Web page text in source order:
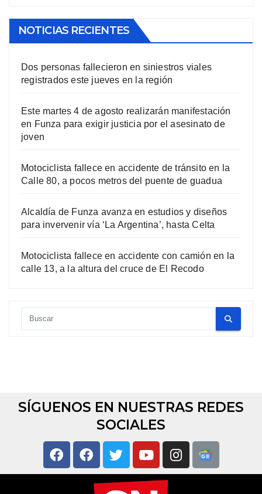
NOTICIAS RECIENTES
Dos personas fallecieron en siniestros viales
registrados este jueves en la región
Este martes 4 de agosto realizarán manifestación
en Funza para exigir justicia por el asesinato de
joven
Motociclista fallece en accidente de tránsito en la
Calle 80, a pocos metros del puente de guadua
Alcaldía de Funza avanza en estudios y diseños
para invervenir vía ‘La Argentina’, hasta Celta
Motociclista fallece en accidente con camión en la
calle 13, a la altura del cruce de El Recodo
SÍGUENOS EN NUESTRAS REDES
SOCIALES